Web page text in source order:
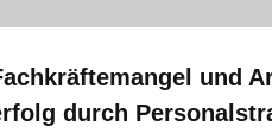
und
durch